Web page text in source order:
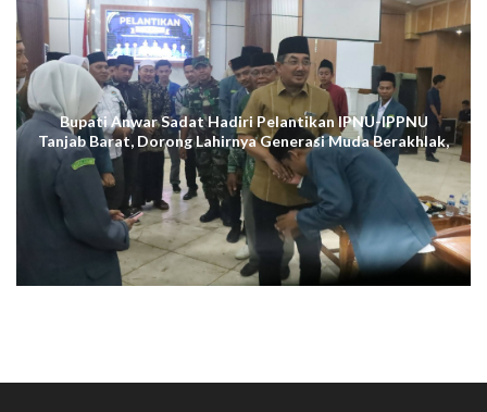
Bupati Anwar Sadat Hadiri Pelantikan IPNU-IPPNU
Tanjab Barat, Dorong Lahirnya Generasi Muda Berakhlak,
Cerdas Digital, dan Berdaya Saing